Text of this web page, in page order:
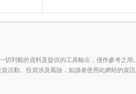
切列載的資料及提供的工具輸出，僅作參考之
活動。投資涉及風險，如讀者使用此網站的資